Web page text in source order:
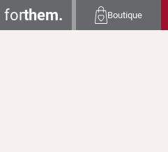
forthem. Boutique